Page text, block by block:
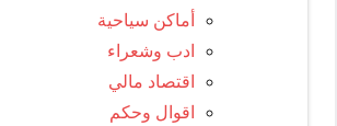
أماكن سياحية
ادب وشعراء
اقتصاد مالي
اقوال وحكم